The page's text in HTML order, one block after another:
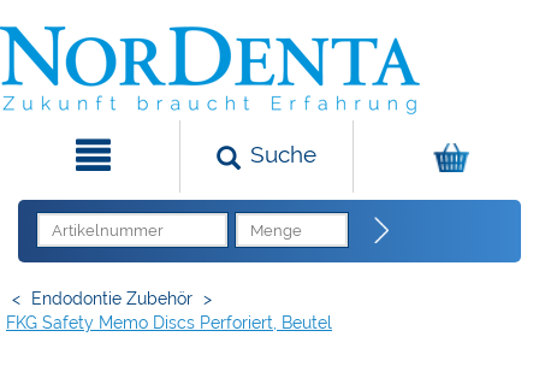
Suche
< Endodontie Zubehör >
FKG Safety Memo Discs Perforiert, Beutel